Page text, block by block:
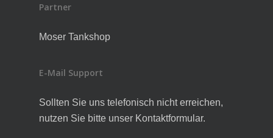
Partner
Moser Tankshop
E-Mail Support
Sollten Sie uns telefonisch nicht erreichen,
nutzen Sie bitte unser Kontaktformular.